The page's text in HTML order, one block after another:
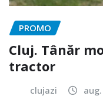
PROMO
Cluj. Tânăr
tractor
clujazi